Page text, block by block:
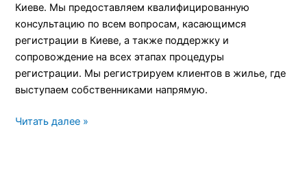
Киеве. Мы предоставляем квалифицированную
консультацию по всем вопросам, касающимся
регистрации в Киеве, а также поддержку и
сопровождение на всех этапах процедуры
регистрации. Мы регистрируем клиентов в жилье, где
выступаем собственниками напрямую.
Читать далее »